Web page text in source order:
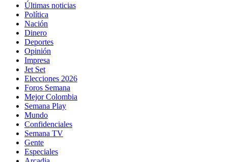
Últimas noticias
Política
Nación
Dinero
Deportes
Opinión
Impresa
Jet Set
Elecciones 2026
Foros Semana
Mejor Colombia
Semana Play
Mundo
Confidenciales
Semana TV
Gente
Especiales